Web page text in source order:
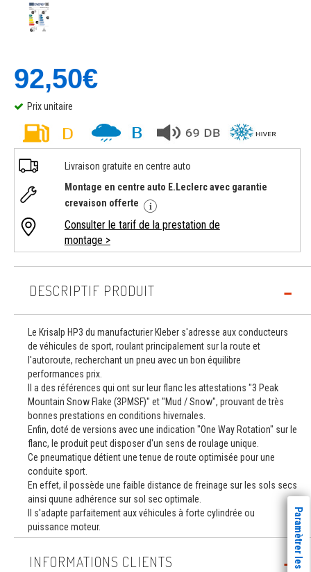
92,50€
Prix unitaire
Livraison gratuite en centre auto
Montage en centre auto E.Leclerc avec garantie
crevaison offerte
Consulter le tarif de la prestation de
montage >
DESCRIPTIF PRODUIT
Le Krisalp HP3 du manufacturier Kleber s'adresse aux conducteurs
de véhicules de sport, roulant principalement sur la route et
l'autoroute, recherchant un pneu avec un bon équilibre
performances prix.
Il a des références qui ont sur leur flanc les attestations "3 Peak
Mountain Snow Flake (3PMSF)" et "Mud / Snow", prouvant de très
bonnes prestations en conditions hivernales.
Enfin, doté de versions avec une indication "One Way Rotation" sur le
flanc, le produit peut disposer d'un sens de roulage unique.
Ce pneumatique détient une tenue de route optimisée pour une
conduite sport.
En effet, il possède une faible distance de freinage sur les sols secs
ainsi quune adhérence sur sol sec optimale.
Il s'adapte parfaitement aux véhicules à forte cylindrée ou
puissance moteur.
INFORMATIONS CLIENTS